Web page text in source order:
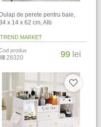
Dulap de perete pentru baie,
x 14 x 62 cm​, Alb
TREND MARKET
produs
28320 99 lei